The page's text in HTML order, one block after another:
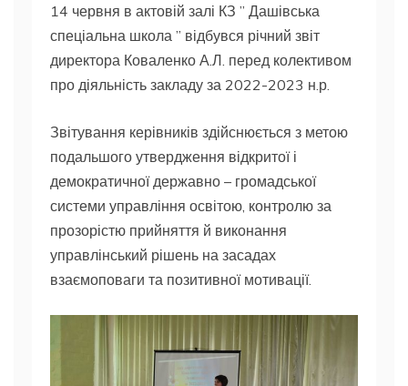
14 червня в актовій залі КЗ ” Дашівська
спеціальна школа ” відбувся річний звіт
директора Коваленко А.Л. перед колективом
про діяльність закладу за 2022-2023 н.р.
Звітування керівників здійснюється з метою
подальшого утвердження відкритої і
демократичної державно – громадської
системи управління освітою, контролю за
прозорістю прийняття й виконання
управлінський рішень на засадах
взаємоповаги та позитивної мотивації.